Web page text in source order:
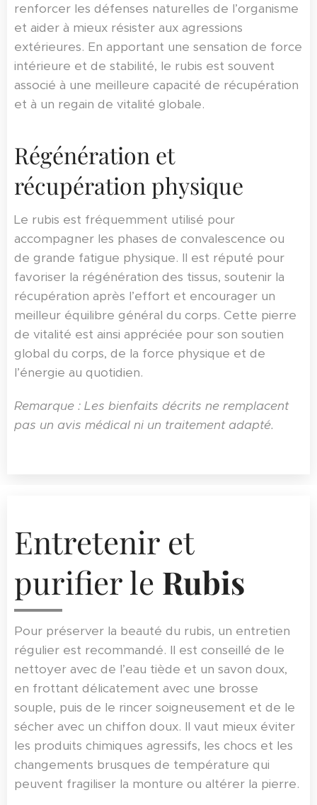
renforcer les défenses naturelles de l’organisme
et aider à mieux résister aux agressions
extérieures. En apportant une sensation de force
intérieure et de stabilité, le rubis est souvent
associé à une meilleure capacité de récupération
et à un regain de vitalité globale.
Régénération et
récupération physique
Le rubis est fréquemment utilisé pour
accompagner les phases de convalescence ou
de grande fatigue physique. Il est réputé pour
favoriser la régénération des tissus, soutenir la
récupération après l’effort et encourager un
meilleur équilibre général du corps. Cette pierre
de vitalité est ainsi appréciée pour son soutien
global du corps, de la force physique et de
l’énergie au quotidien.
Remarque : Les bienfaits décrits ne remplacent
pas un avis médical ni un traitement adapté.
Entretenir et
purifier le Rubis
Pour préserver la beauté du rubis, un entretien
régulier est recommandé. Il est conseillé de le
nettoyer avec de l’eau tiède et un savon doux,
en frottant délicatement avec une brosse
souple, puis de le rincer soigneusement et de le
sécher avec un chiffon doux. Il vaut mieux éviter
les produits chimiques agressifs, les chocs et les
changements brusques de température qui
peuvent fragiliser la monture ou altérer la pierre.